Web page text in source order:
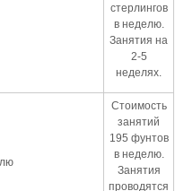
стерлингов
в неделю.
Занятия на
2-5
неделях.
Стоимость
занятий
195 фунтов
в неделю.
Занятия
проводятся